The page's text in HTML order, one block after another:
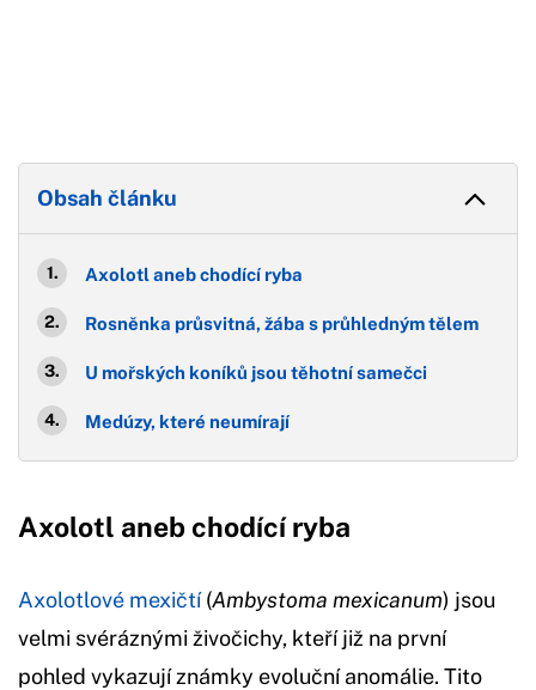
Obsah článku
Axolotl aneb chodící ryba
Rosněnka průsvitná, žába s průhledným tělem
U mořských koníků jsou těhotní samečci
Medúzy, které neumírají
Axolotl aneb chodící ryba
Axolotlové mexičtí(Ambystoma mexicanum) jsou
velmi svéráznými živočichy, kteří již na první
pohled vykazují známky evoluční anomálie. Tito